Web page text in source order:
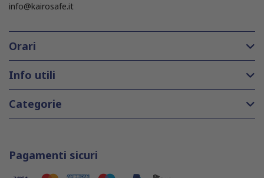
info@kairosafe.it
Orari
Info utili
Categorie
Pagamenti sicuri